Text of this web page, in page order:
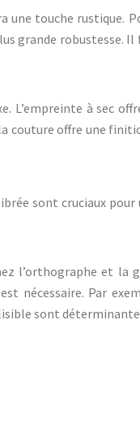
touche rustique.
grande robustesse. Il
à sec
couture offre une
sont cruciaux pour
l’orthographe et la
nécessaire. Par
lisible sont